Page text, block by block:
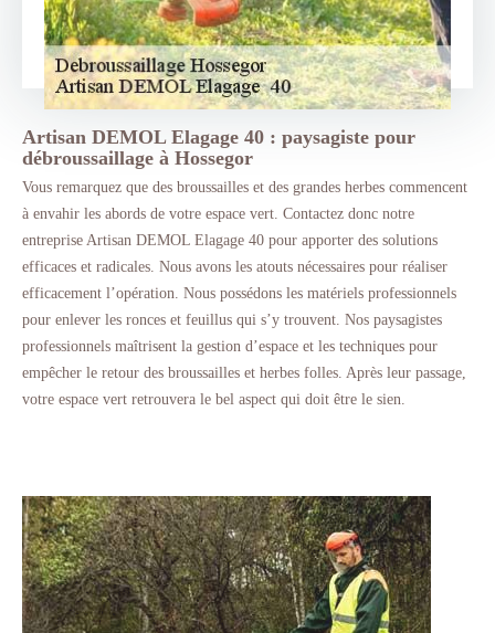
Artisan DEMOL Elagage 40 : paysagiste pour
débroussaillage à Hossegor
Vous remarquez que des broussailles et des grandes herbes commencent
à envahir les abords de votre espace vert. Contactez donc notre
entreprise Artisan DEMOL Elagage 40 pour apporter des solutions
efficaces et radicales. Nous avons les atouts nécessaires pour réaliser
efficacement l’opération. Nous possédons les matériels professionnels
pour enlever les ronces et feuillus qui s’y trouvent. Nos paysagistes
professionnels maîtrisent la gestion d’espace et les techniques pour
empêcher le retour des broussailles et herbes folles. Après leur passage,
votre espace vert retrouvera le bel aspect qui doit être le sien.